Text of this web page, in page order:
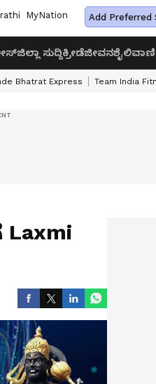
MyNation Add Preferred
ಜಿಲ್ಲಾ ಸುದ್ದಿಕ್ರೀಡೆಜೀವನಶೈಲಿ
Bhatrat Express Team India
Laxmi